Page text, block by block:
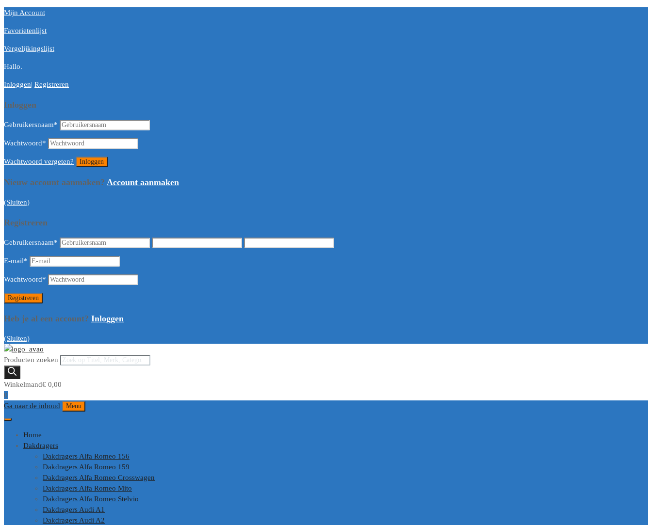
Mijn Account
Favorietenlijst
Vergelijkingslijst
Hallo.
Inloggen| Registreren
Inloggen
Gebruikersnaam*
Wachtwoord*
Wachtwoord vergeten?
Nieuw account aanmaken? Account aanmaken
(Sluiten)
Registreren
Gebruikersnaam*
E-mail*
Wachtwoord*
Heb je al een account? Inloggen
(Sluiten)
Producten zoeken
Winkelmand€ 0,00
0
Ga naar de inhoud
Menu
Home
Dakdragers
Dakdragers Alfa Romeo 156
Dakdragers Alfa Romeo 159
Dakdragers Alfa Romeo Crosswagen
Dakdragers Alfa Romeo Mito
Dakdragers Alfa Romeo Stelvio
Dakdragers Audi A1
Dakdragers Audi A2